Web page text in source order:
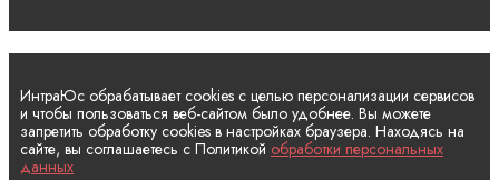
ИнтраЮс обрабатывает cookies с целью персонализации сервисов
и чтобы пользоваться веб-сайтом было удобнее. Вы можете
запретить обработку cookies в настройках браузера. Находясь на
сайте, вы соглашаетесь с Политикой обработки персональных
данных